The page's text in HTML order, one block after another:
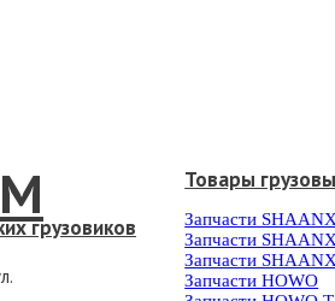
грузовиков
Товары
Запчасти
Запчасти
Запчасти
Запчасти HOWO